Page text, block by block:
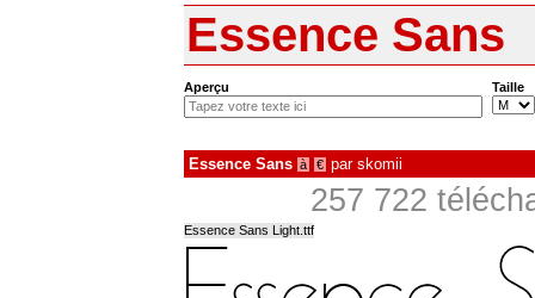
Essence Sans
Aperçu Taille
Essence Sans à € par skomii
257 722
Essence Sans Light.ttf